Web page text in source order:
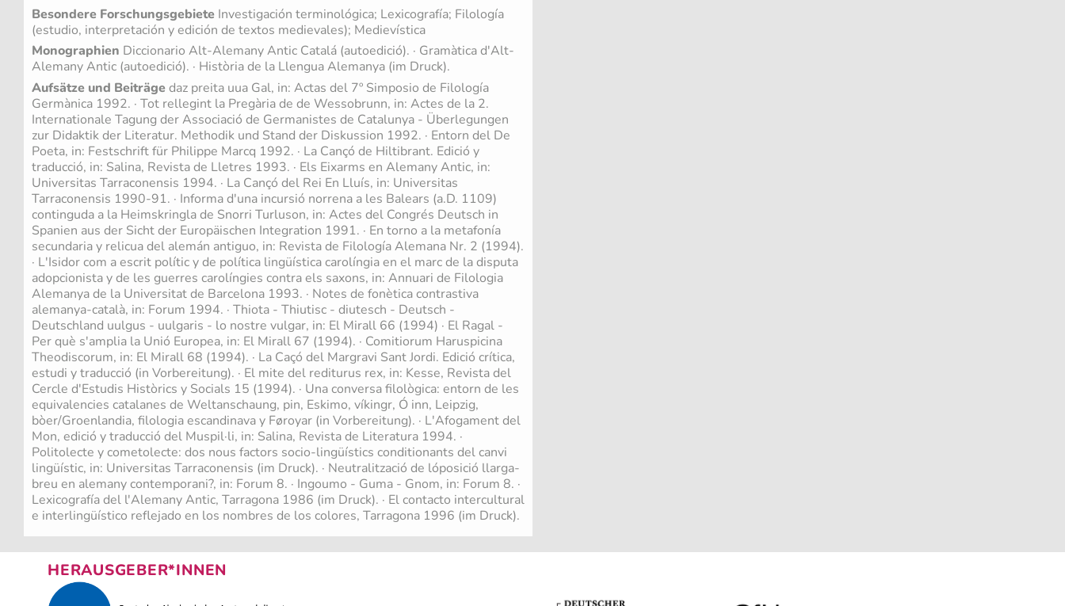
Besondere Forschungsgebiete Investigación terminológica; Lexicografía; Filología
(estudio, interpretación y edición de textos medievales); Medievística
Monographien Diccionario Alt-Alemany Antic Catalá (autoedició). · Gramàtica d'Alt-
Alemany Antic (autoedició). · Història de la Llengua Alemanya (im Druck).
Aufsätze und Beiträgedaz preita uua Gal, in: Actas del 7º Simposio de Filología
Germànica 1992. · Tot rellegint la Pregària de de Wessobrunn, in: Actes de la 2.
Internationale Tagung der Associació de Germanistes de Catalunya - Überlegungen
zur Didaktik der Literatur. Methodik und Stand der Diskussion 1992. · Entorn del De
Poeta, in: Festschrift für Philippe Marcq 1992. · La Cançó de Hiltibrant. Edició y
traducció, in: Salina, Revista de Lletres 1993. · Els Eixarms en Alemany Antic, in:
Universitas Tarraconensis 1994. · La Cançó del Rei En Lluís, in: Universitas
Tarraconensis 1990-91. · Informa d'una incursió norrena a les Balears (a.D. 1109)
continguda a la Heimskringla de Snorri Turluson, in: Actes del Congrés Deutsch in
Spanien aus der Sicht der Europäischen Integration 1991. · En torno a la metafonía
secundaria y relicua del alemán antiguo, in: Revista de Filología Alemana Nr. 2 (1994).
· L'Isidor com a escrit polític y de política lingüística carolíngia en el marc de la disputa
adopcionista y de les guerres carolíngies contra els saxons, in: Annuari de Filologia
Alemanya de la Universitat de Barcelona 1993. · Notes de fonètica contrastiva
alemanya-català, in: Forum 1994. · Thiota - Thiutisc - diutesch - Deutsch -
Deutschland uulgus - uulgaris - lo nostre vulgar, in: El Mirall 66 (1994) · El Ragal -
Per què s'amplia la Unió Europea, in: El Mirall 67 (1994). · Comitiorum Haruspicina
Theodiscorum, in: El Mirall 68 (1994). · La Caçó del Margravi Sant Jordi. Edició crítica,
estudi y traducció (in Vorbereitung). · El mite del rediturus rex, in: Kesse, Revista del
Cercle d'Estudis Històrics y Socials 15 (1994). · Una conversa filològica: entorn de les
equivalencies catalanes de Weltanschaung, pin, Eskimo, víkingr, Ó inn, Leipzig,
bòer/Groenlandia, filologia escandinava y Føroyar (in Vorbereitung). · L'Afogament del
Mon, edició y traducció del Muspil·li, in: Salina, Revista de Literatura 1994. ·
Politolecte y cometolecte: dos nous factors socio-lingüístics conditionants del canvi
lingüístic, in: Universitas Tarraconensis (im Druck). · Neutralització de lóposició llarga-
breu en alemany contemporani?, in: Forum 8. · Ingoumo - Guma - Gnom, in: Forum 8. ·
Lexicografía del l'Alemany Antic, Tarragona 1986 (im Druck). · El contacto intercultural
e interlingüístico reflejado en los nombres de los colores, Tarragona 1996 (im Druck).
HERAUSGEBER*INNEN